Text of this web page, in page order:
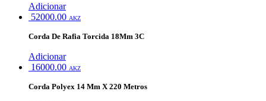
Adicionar
52000.00 AKZ
Corda De Rafia Torcida 18Mm 3C
Adicionar
16000.00 AKZ
Corda Polyex 14 Mm X 220 Metros